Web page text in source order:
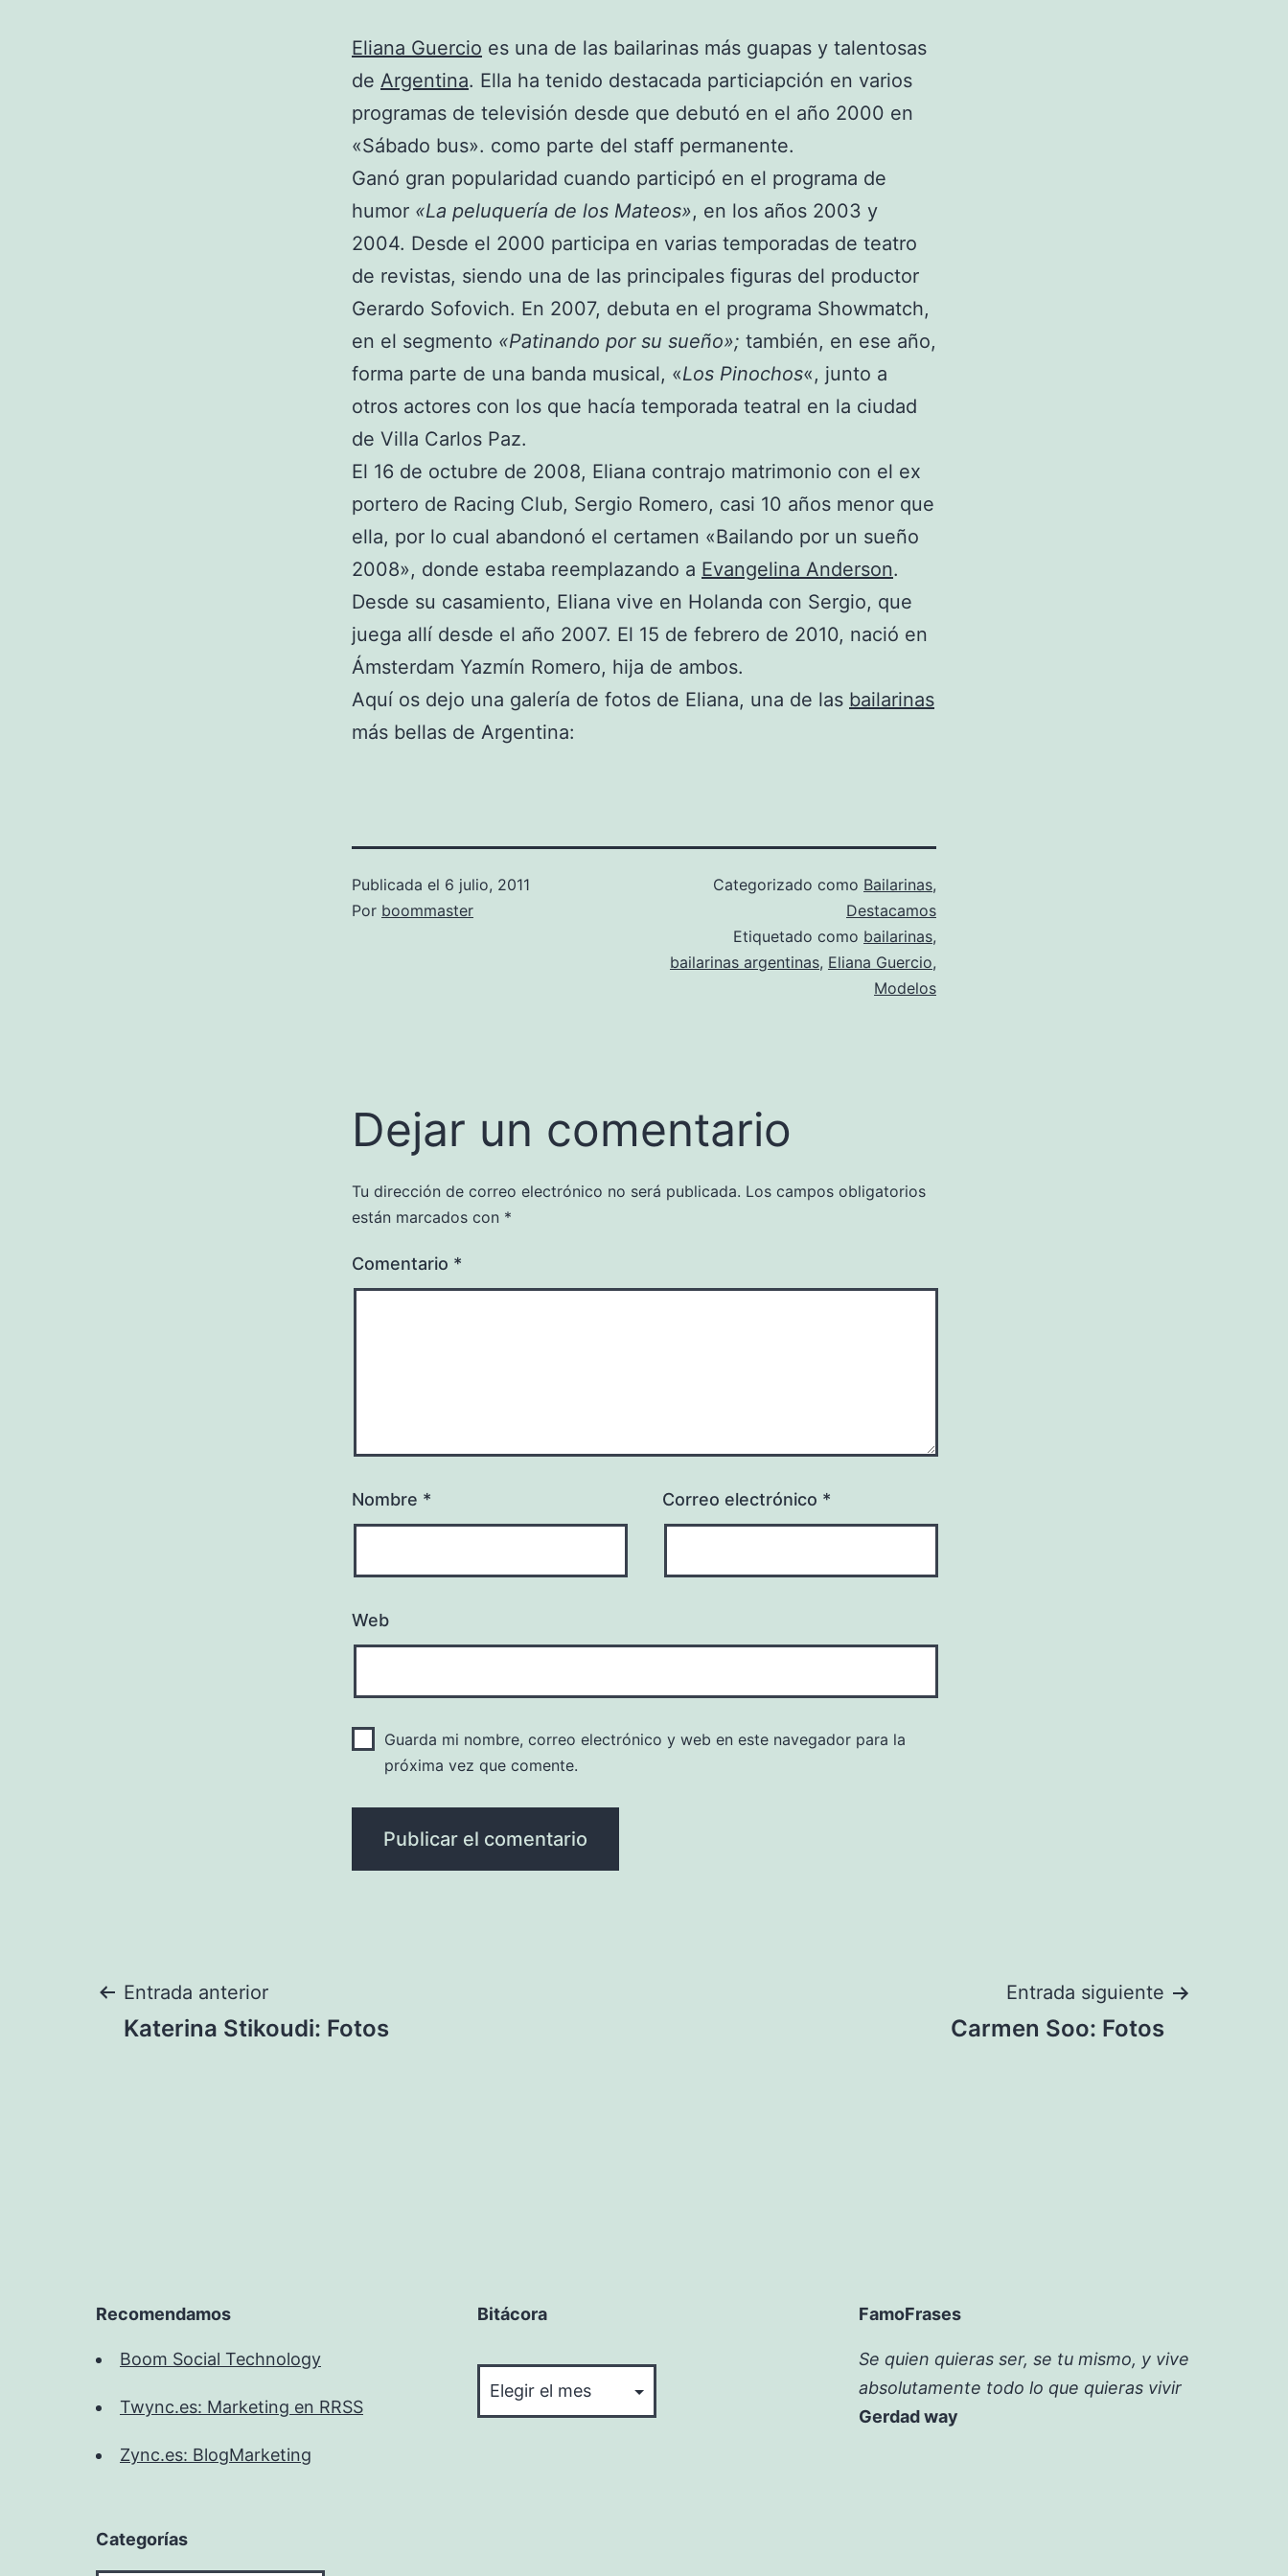
Eliana Guercio es una de las bailarinas más guapas y talentosas
de Argentina. Ella ha tenido destacada particiapción en varios
programas de televisión desde que debutó en el año 2000 en
«Sábado bus». como parte del staff permanente.
Ganó gran popularidad cuando participó en el programa de
humor «La peluquería de los Mateos», en los años 2003 y
2004. Desde el 2000 participa en varias temporadas de teatro
de revistas, siendo una de las principales figuras del productor
Gerardo Sofovich. En 2007, debuta en el programa Showmatch,
en el segmento «Patinando por su sueño»; también, en ese año,
forma parte de una banda musical, «Los Pinochos«, junto a
otros actores con los que hacía temporada teatral en la ciudad
de Villa Carlos Paz.
El 16 de octubre de 2008, Eliana contrajo matrimonio con el ex
portero de Racing Club, Sergio Romero, casi 10 años menor que
ella, por lo cual abandonó el certamen «Bailando por un sueño
2008», donde estaba reemplazando a Evangelina Anderson.
Desde su casamiento, Eliana vive en Holanda con Sergio, que
juega allí desde el año 2007. El 15 de febrero de 2010, nació en
Ámsterdam Yazmín Romero, hija de ambos.
Aquí os dejo una galería de fotos de Eliana, una de las bailarinas
más bellas de Argentina:
Publicada el 6 julio, 2011
Por boommaster
Categorizado como Bailarinas,
Destacamos
Etiquetado como bailarinas,
bailarinas argentinas, Eliana Guercio,
Modelos
Dejar un comentario
Tu dirección de correo electrónico no será publicada. Los campos obligatorios
están marcados con *
Comentario *
Nombre * Correo electrónico *
Web
Guarda mi nombre, correo electrónico y web en este navegador para la
próxima vez que comente.
Navegación
Entrada anterior
Katerina Stikoudi: Fotos
Entrada siguiente
Carmen Soo: Fotos
Recomendamos
Boom Social Technology
Twync.es: Marketing en RRSS
Zync.es: BlogMarketing
Bitácora FamoFrases
Se quien quieras ser, se tu mismo, y vive
absolutamente todo lo que quieras vivir
Gerdad way
Categorías